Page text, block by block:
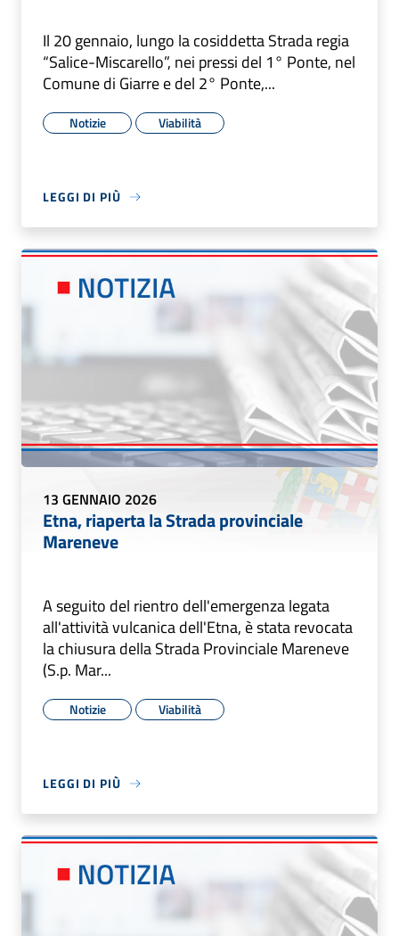
Il 20 gennaio, lungo la cosiddetta Strada regia
“Salice-Miscarello”, nei pressi del 1° Ponte, nel
Comune di Giarre e del 2° Ponte,...
Notizie Viabilità
LEGGI DI PIÙ
13 GENNAIO 2026
Etna, riaperta la Strada provinciale
Mareneve
A seguito del rientro dell'emergenza legata
all'attività vulcanica dell'Etna, è stata revocata
la chiusura della Strada Provinciale Mareneve
(S.p. Mar...
Notizie Viabilità
LEGGI DI PIÙ